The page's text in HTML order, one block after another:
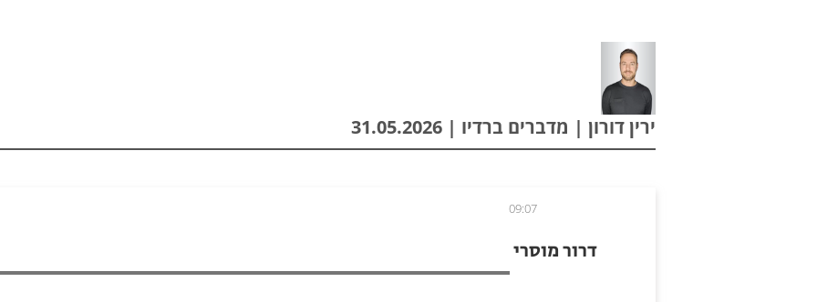
ירין דורון | מדברים ברדיו | 31.05.2026
דרור מוסרי
09:07